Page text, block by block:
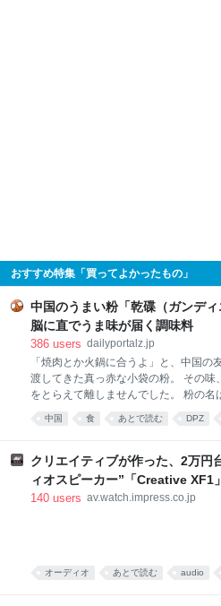
おすすめ特集「買ってよかったもの」
中国のうまい粉「乾碟（ガンデ
脳に直でうま味が届く調味料
386 users dailyportalz.jp
「焼肉とか火鍋に合うよ」と、中国の
渡してきた真っ赤な小袋の粉。 その味
をとらえて離しませんでした。 粉の名
た、脳に直でうま味が届く調味料です
した。 真っ赤な小袋に入った粉 大学
の東北地方から来た留学生の女の子と
た。 彼女は辛い物が大好き。「日本に
ない」と、中国のショッピングサイト
キャラの描かれた、真っ赤な小袋をく
中国 食 あとで読む DPZ
クリエイティブが作った、2万円
ィオスピーカー”「Creative XF1
[Sponsored]
140 users av.watch.impress.co.jp
オーディオ あとで読む audio